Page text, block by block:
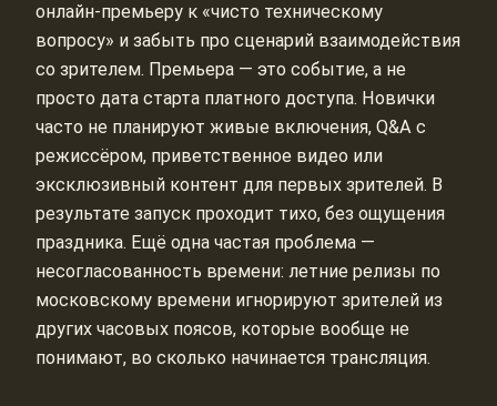
онлайн‑премьеру к «чисто техническому
вопросу» и забыть про сценарий взаимодействия
со зрителем. Премьера — это событие, а не
просто дата старта платного доступа. Новички
часто не планируют живые включения, Q&A с
режиссёром, приветственное видео или
эксклюзивный контент для первых зрителей. В
результате запуск проходит тихо, без ощущения
праздника. Ещё одна частая проблема —
несогласованность времени: летние релизы по
московскому времени игнорируют зрителей из
других часовых поясов, которые вообще не
понимают, во сколько начинается трансляция.